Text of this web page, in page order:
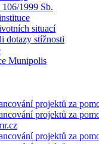
1999 Sb.
situací
dotazy stížnosti
Munipolis
projektů za
projektů za
projektů za